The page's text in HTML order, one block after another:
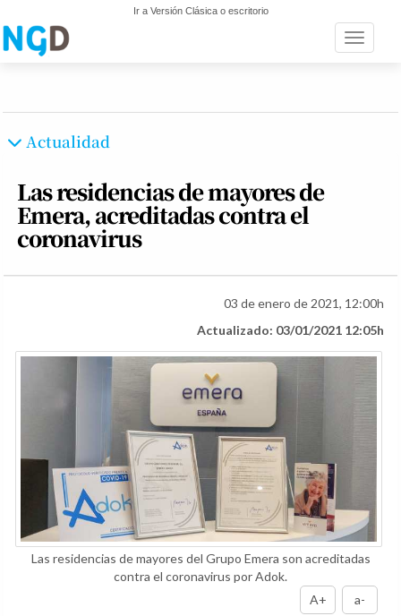
Ir a Versión Clásica o escritorio
Toggle
Actualidad
Las residencias de mayores de
Emera, acreditadas contra el
coronavirus
03 de enero de 2021, 12:00h
Actualizado: 03/01/2021 12:05h
Las residencias de mayores del Grupo Emera son acreditadas
contra el coronavirus por Adok.
A+
a-